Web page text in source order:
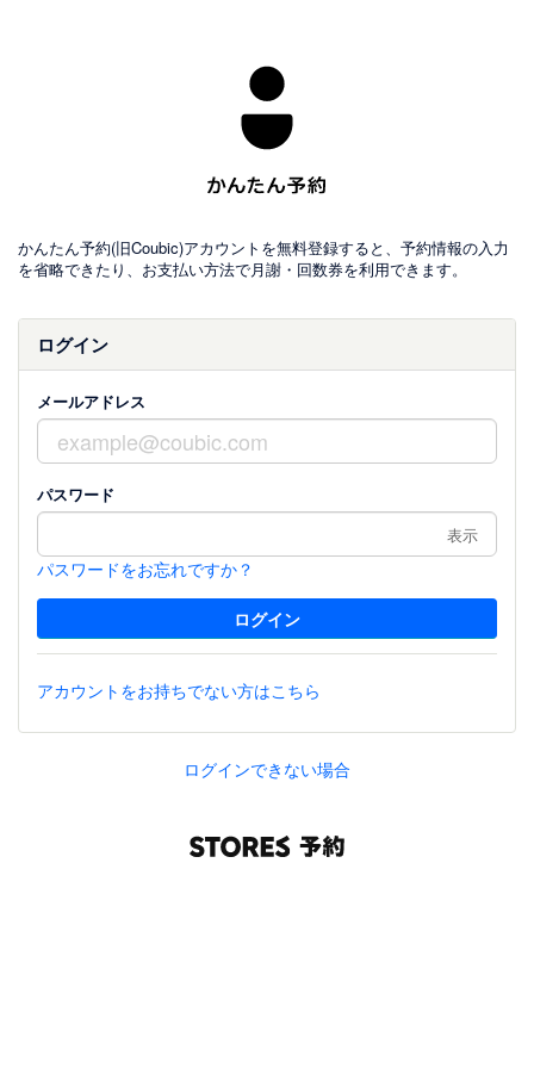
かんたん予約(旧Coubic)アカウントを無料登録すると、予約情報の入力
を省略できたり、お支払い方法で月謝・回数券を利用できます。
ログイン
メールアドレス
パスワード
表示
パスワードをお忘れですか？
アカウントをお持ちでない方はこちら
ログインできない場合